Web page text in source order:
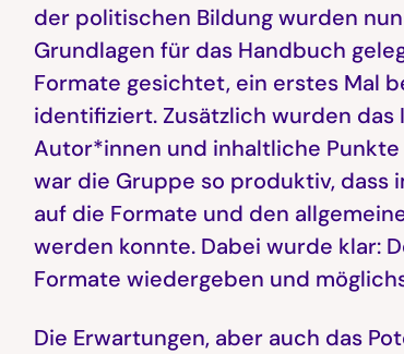
der politischen Bildung wurden
Grundlagen für das Handbuch
Formate gesichtet, ein erstes Mal
identifiziert. Zusätzlich wurden
Autor*innen und inhaltliche
war die Gruppe so produktiv,
auf die Formate und den
werden konnte. Dabei wurde klar:
Formate wiedergeben und
Die Erwartungen, aber auch das